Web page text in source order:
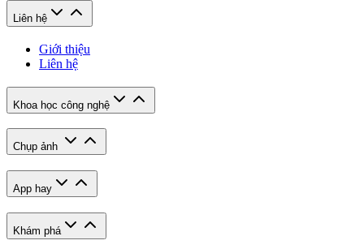
Liên hệ
Giới thiệu
Liên hệ
Khoa học công nghệ
Chụp ảnh
App hay
Khám phá